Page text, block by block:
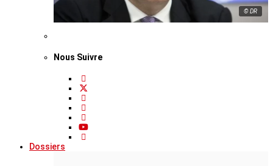
© DR
Nous Suivre
Dossiers